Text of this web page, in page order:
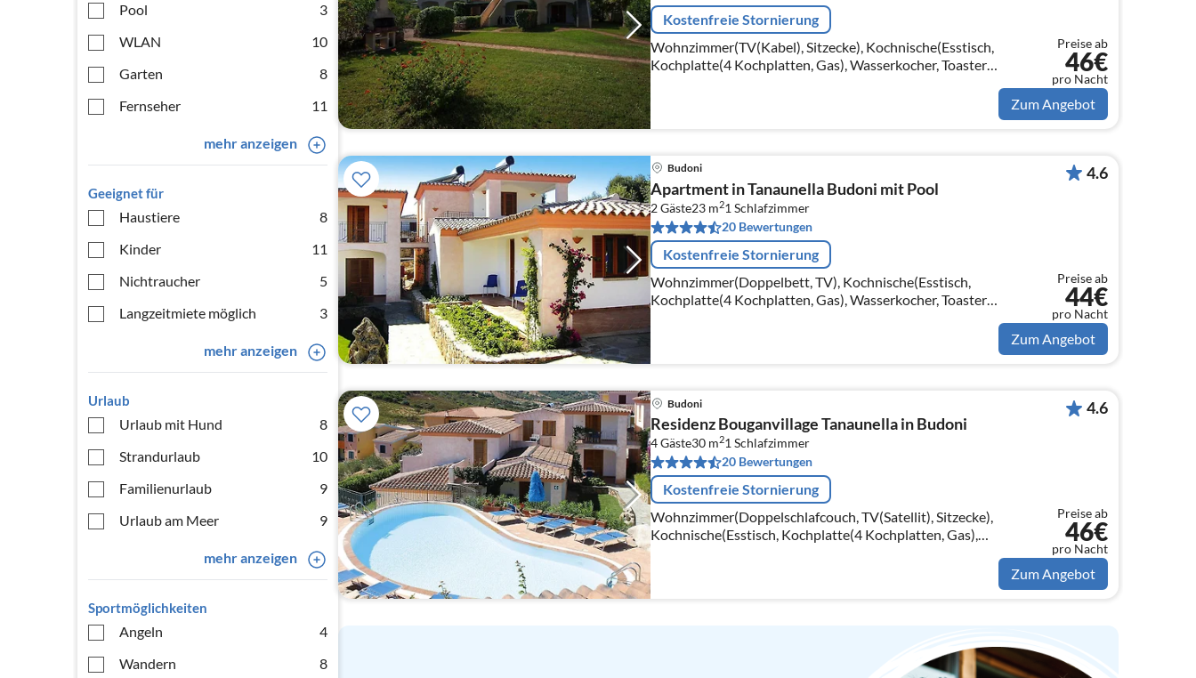
Pool
3
WLAN
10
Garten
8
Fernseher
11
mehr anzeigen
Geeignet für
Haustiere
8
Kinder
11
Nichtraucher
5
Langzeitmiete möglich
3
mehr anzeigen
Urlaub
Urlaub mit Hund
8
Strandurlaub
10
Familienurlaub
9
Urlaub am Meer
9
mehr anzeigen
Sportmöglichkeiten
Angeln
4
Wandern
8
Kostenfreie Stornierung
Wohnzimmer(TV(Kabel), Sitzecke), Kochnische(Esstisch,
Kochplatte(4 Kochplatten, Gas), Wasserkocher, Toaster,
Mikrowelle, Spülmaschine, Kühl-/Gefrierkombination)
Preise ab
46€
pro Nacht
Zum Angebot
Budoni
Apartment in Tanaunella Budoni mit Pool
2 Gäste23 m21 Schlafzimmer
20 Bewertungen
Kostenfreie Stornierung
Wohnzimmer(Doppelbett, TV), Kochnische(Esstisch,
Kochplatte(4 Kochplatten, Gas), Wasserkocher, Toaster,
4.6
Preise ab
44€
pro Nacht
Zum Angebot
Budoni
Residenz Bouganvillage Tanaunella in Budoni
4 Gäste30 m21 Schlafzimmer
20 Bewertungen
Kostenfreie Stornierung
Wohnzimmer(Doppelschlafcouch, TV(Satellit), Sitzecke),
Kochnische(Esstisch, Kochplatte(4 Kochplatten, Gas),
Wasserkocher, Toaster, Backofen,
4.6
Preise ab
46€
pro Nacht
Zum Angebot